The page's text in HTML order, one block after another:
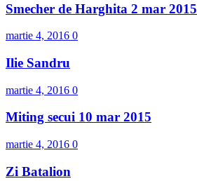
Smecher de Harghita 2 mar 2015
martie 4, 2016 0
Ilie Sandru
martie 4, 2016 0
Miting secui 10 mar 2015
martie 4, 2016 0
Zi Batalion